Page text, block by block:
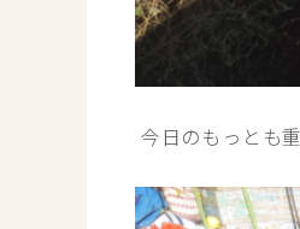
今日のもっとも